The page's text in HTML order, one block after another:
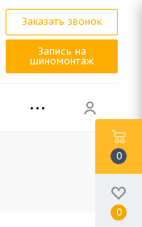
Заказать звонок
Запись на
шиномонтаж
0
0